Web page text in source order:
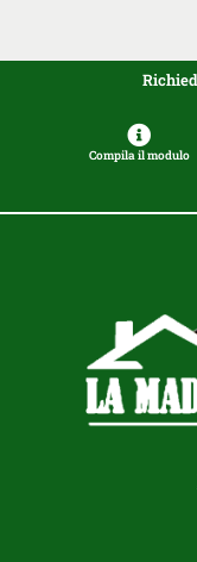
Compila il modulo